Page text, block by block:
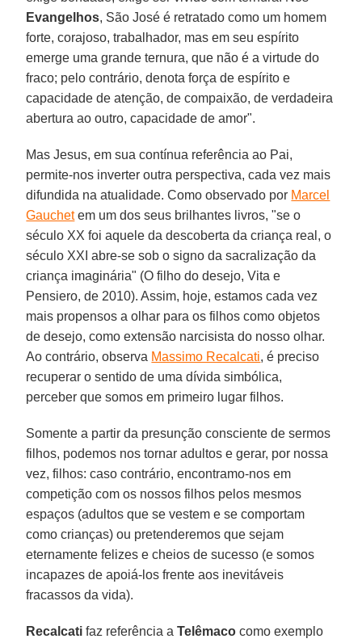
Evangelhos, São José é retratado como um homem
forte, corajoso, trabalhador, mas em seu espírito
emerge uma grande ternura, que não é a virtude do
fraco; pelo contrário, denota força de espírito e
capacidade de atenção, de compaixão, de verdadeira
abertura ao outro, capacidade de amor".
Mas Jesus, em sua contínua referência ao Pai,
permite-nos inverter outra perspectiva, cada vez mais
difundida na atualidade. Como observado por Marcel
Gauchetem um dos seus brilhantes livros, "se o
século XX foi aquele da descoberta da criança real, o
século XXI abre-se sob o signo da sacralização da
criança imaginária" (O filho do desejo, Vita e
Pensiero, de 2010). Assim, hoje, estamos cada vez
mais propensos a olhar para os filhos como objetos
de desejo, como extensão narcisista do nosso olhar.
Ao contrário, observa Massimo Recalcati, é preciso
recuperar o sentido de uma dívida simbólica,
perceber que somos em primeiro lugar filhos.
Somente a partir da presunção consciente de sermos
filhos, podemos nos tornar adultos e gerar, por nossa
vez, filhos: caso contrário, encontramo-nos em
competição com os nossos filhos pelos mesmos
espaços (adultos que se vestem e se comportam
como crianças) ou pretenderemos que sejam
eternamente felizes e cheios de sucesso (e somos
incapazes de apoiá-los frente aos inevitáveis
fracassos da vida).
Recalcati faz referência aTelêmaco como exemplo